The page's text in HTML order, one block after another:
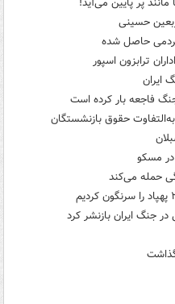
حسینی
حاصل شده
ترابزون اسپور
ایران
فاجعه بار کرده است
حقوق بازنشستگان
مسکو
در جنگ ایران بازنشر کرد